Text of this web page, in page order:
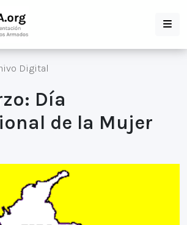
Digital
Día
de la Mujer